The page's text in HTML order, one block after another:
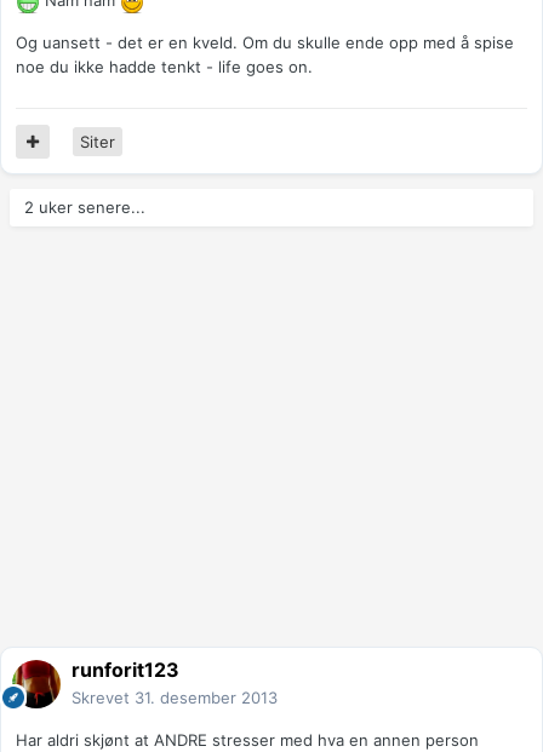
Og uansett - det er en kveld. Om du skulle ende opp med å spise
noe du ikke hadde tenkt - life goes on.
Siter
2 uker senere...
runforit123
Skrevet 31. desember 2013
Har aldri skjønt at ANDRE stresser med hva en annen person